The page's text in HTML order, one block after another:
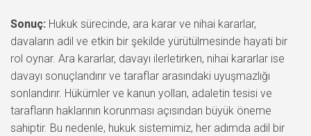
Sonuç: Hukuk sürecinde, ara karar ve nihai kararlar,
davaların adil ve etkin bir şekilde yürütülmesinde hayati bir
rol oynar. Ara kararlar, davayı ilerletirken, nihai kararlar ise
davayı sonuçlandırır ve taraflar arasındaki uyuşmazlığı
sonlandırır. Hükümler ve kanun yolları, adaletin tesisi ve
tarafların haklarının korunması açısından büyük öneme
sahiptir. Bu nedenle, hukuk sistemimiz, her adımda adil bir